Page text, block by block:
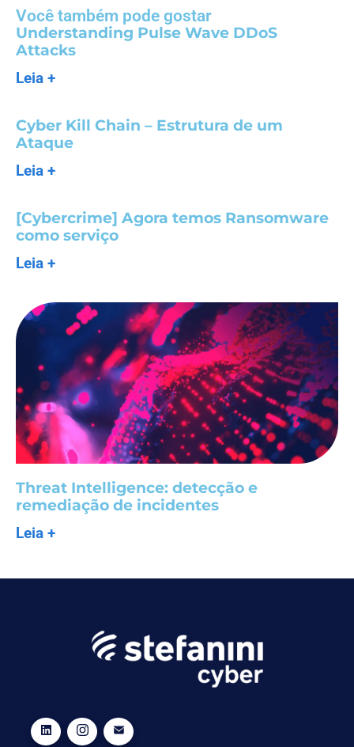
Você também pode gostar
Understanding Pulse Wave DDoS
Attacks
Leia +
Cyber Kill Chain – Estrutura de um
Ataque
Leia +
[Cybercrime] Agora temos Ransomware
como serviço
Leia +
Threat Intelligence: detecção e
remediação de incidentes
Leia +